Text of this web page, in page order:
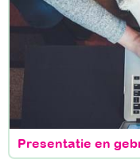
Presentatie en